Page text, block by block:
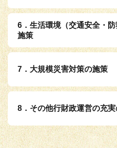
6．生活環境（交通安全・
施策
7．大規模災害対策の施策
8．その他行財政運営の充